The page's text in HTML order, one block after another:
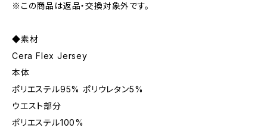
※この商品は返品・交換対象外です。
◆素材
Cera Flex Jersey
本体
ポリエステル95% ポリウレタン5%
ウエスト部分
ポリエステル100%